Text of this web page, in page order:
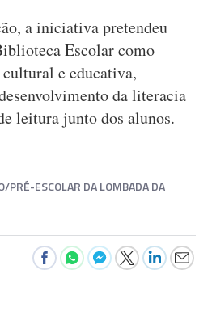
a iniciativa pretendeu
Escolar como
e educativa,
da literacia
leitura junto dos alunos.
PRÉ-ESCOLAR DA LOMBADA DA